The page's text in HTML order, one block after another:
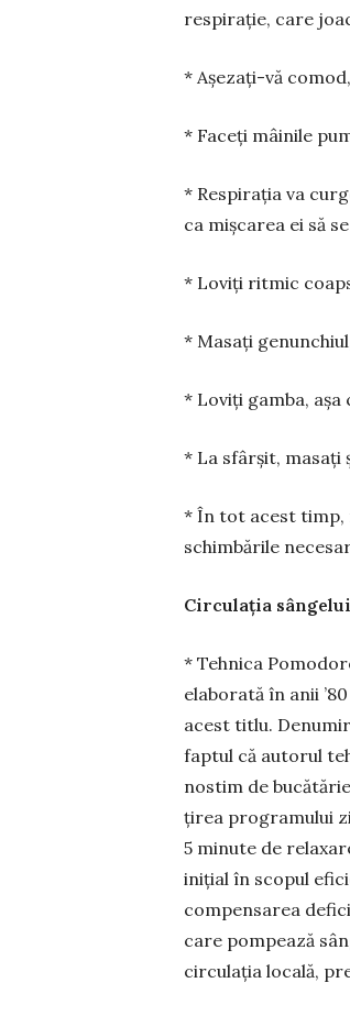
respirație, care
* Așezați-vă
* Faceți mâinile
* Respirația va
ca miș­carea ei să
* Loviți ritmic
* Masați
* Loviți gamba,
* La sfârșit, masați
* În tot acest timp,
schimbările
Circulația sângelui
* Tehnica
elabo­rată în anii
acest titlu.
faptul că autorul
nostim de
țirea programului
5 minute de
inițial în scopul
compensarea
care pom­pează
circulația locală,